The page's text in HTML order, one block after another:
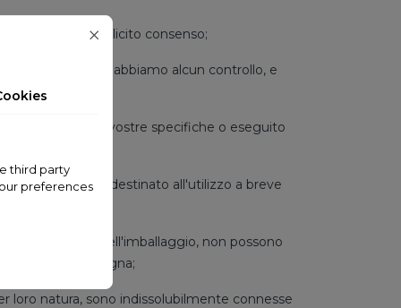
con il vostro esplicito consenso;
su cui non abbiamo alcun controllo, e
secondo le vostre specifiche o eseguito
o è destinato all'utilizzo a breve
l'apertura dell'imballaggio, non possono
dopo la consegna;
loro natura, sono indissolubilmente connesse
third party
preferences